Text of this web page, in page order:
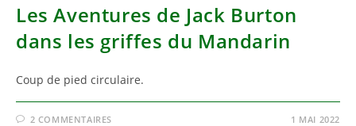
Les Aventures de Jack Burton
dans les griffes du Mandarin
Coup de pied circulaire.
2 COMMENTAIRES 1 MAI 2022